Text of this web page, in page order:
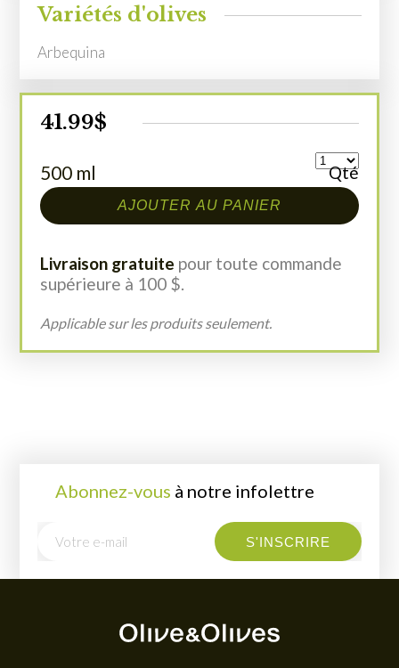
Variétés d'olives
Arbequina
41.99$
500 ml Qté
AJOUTER AU PANIER
Livraison gratuite pour toute commande
supérieure à 100 $.
Applicable sur les produits seulement.
Abonnez-vous à notre infolettre
i
S'INSCRIRE